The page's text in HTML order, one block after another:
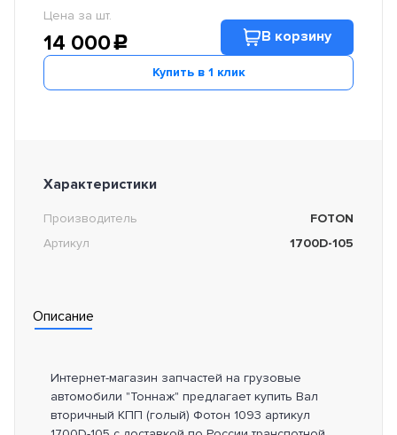
Цена за шт.
14 000c В корзину
Купить в 1 клик
Характеристики
Производитель
FOTON
Артикул
1700D-105
Описание
Интернет-магазин запчастей на грузовые
автомобили "Тоннаж" предлагает купить Вал
вторичный КПП (голый) Фотон 1093 артикул